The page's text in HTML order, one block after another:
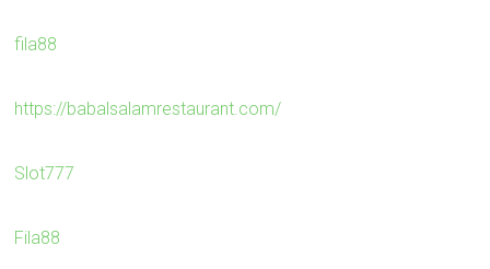
fila88
https://babalsalamrestaurant.com/
Slot777
Fila88